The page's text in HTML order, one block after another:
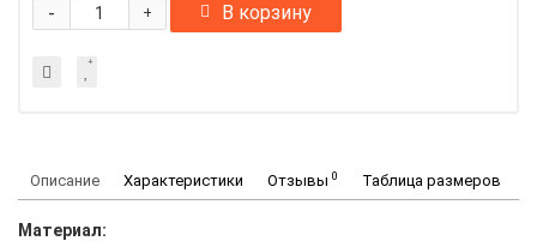
+
- В корзину
Описание Характеристики Отзывы 0 Таблица размеров
Материал: